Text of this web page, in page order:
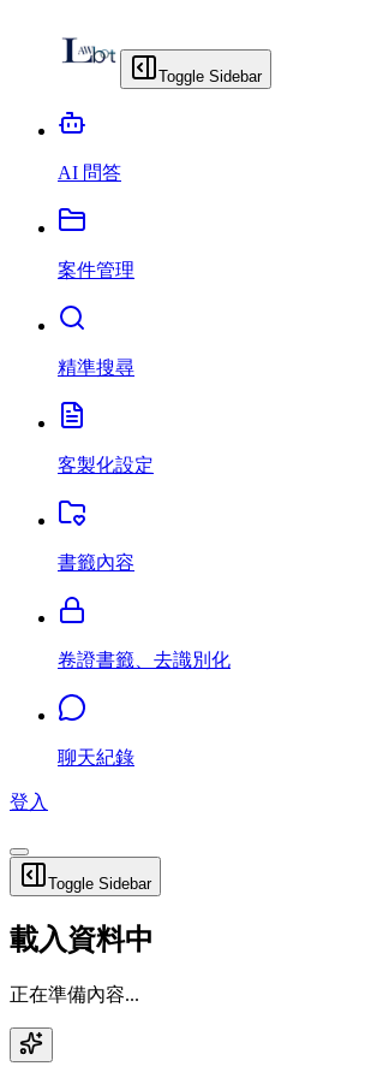
Toggle Sidebar
AI 問答
案件管理
精準搜尋
客製化設定
書籤內容
卷證書籤、去識別化
聊天紀錄
登入
Toggle Sidebar
載入資料中
正在準備內容...